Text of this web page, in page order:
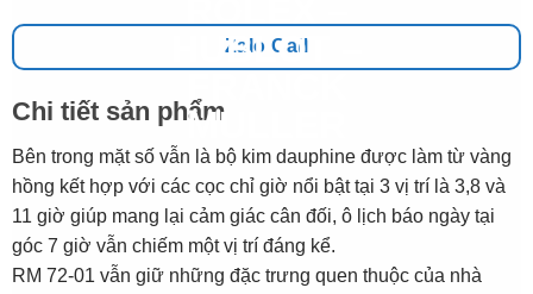
Zalo Call
Chi tiết sản phẩm
Bên trong mặt số vẫn là bộ kim dauphine được làm từ vàng
hồng kết hợp với các cọc chỉ giờ nổi bật tại 3 vị trí là 3,8 và
11 giờ giúp mang lại cảm giác cân đối, ô lịch báo ngày tại
góc 7 giờ vẫn chiếm một vị trí đáng kể.
RM 72-01 vẫn giữ những đặc trưng quen thuộc của nhà